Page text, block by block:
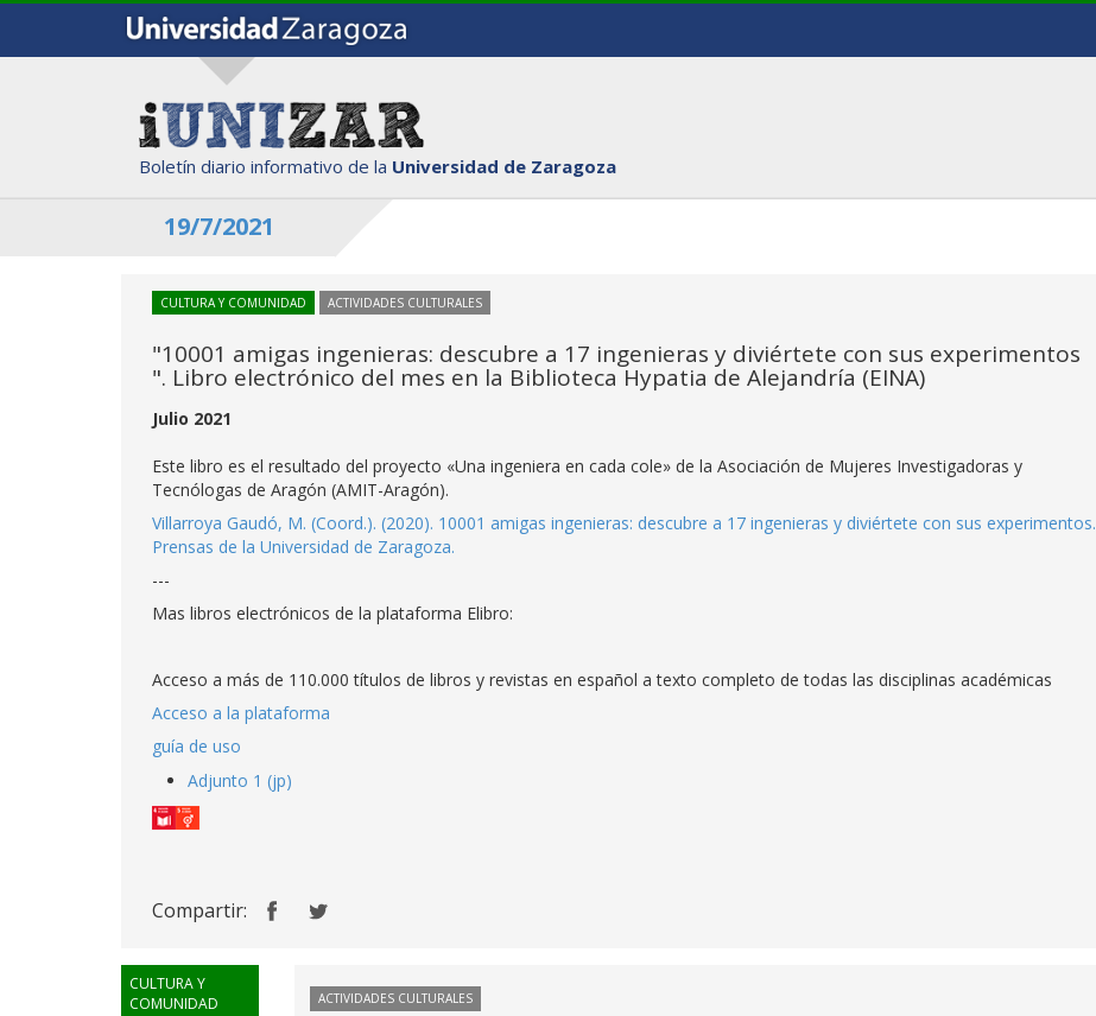
Boletín diario informativo de la Universidad de Zaragoza
19/7/2021
CULTURA Y COMUNIDAD ACTIVIDADES CULTURALES
"10001 amigas ingenieras: descubre a 17 ingenieras y diviértete con sus experimentos
". Libro electrónico del mes en la Biblioteca Hypatia de Alejandría (EINA)
Julio 2021
Este libro es el resultado del proyecto «Una ingeniera en cada cole» de la Asociación de Mujeres Investigadoras y
Tecnólogas de Aragón (AMIT-Aragón).
Villarroya Gaudó, M. (Coord.). (2020). 10001 amigas ingenieras: descubre a 17 ingenieras y diviértete con sus experimentos.
Prensas de la Universidad de Zaragoza.
---
Mas libros electrónicos de la plataforma Elibro:
Acceso a más de 110.000 títulos de libros y revistas en español a texto completo de todas las disciplinas académicas
Acceso a la plataforma
guía de uso
Adjunto 1 (jp)
Compartir:
CULTURA Y
COMUNIDAD
ACTIVIDADES CULTURALES